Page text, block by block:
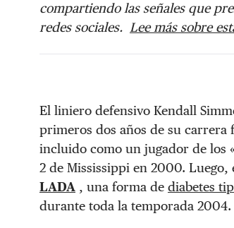
compartiendo las señales que
redes sociales. Lee más sobre
El liniero defensivo Kendall
primeros dos años de su carrera
incluido como un jugador de los
2 de Mississippi en 2000.
LADA , una forma de diabetes
durante toda la temporada 2004.